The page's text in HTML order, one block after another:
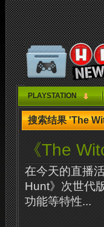
PLAYSTATION
搜索结果 'The
《The
在今天的直播
Hunt》次世代
功能等特性...